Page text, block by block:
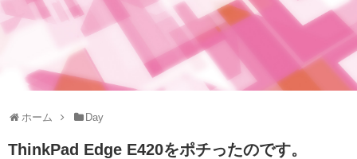
ホーム Day
ThinkPad Edge E420をポチったのです。